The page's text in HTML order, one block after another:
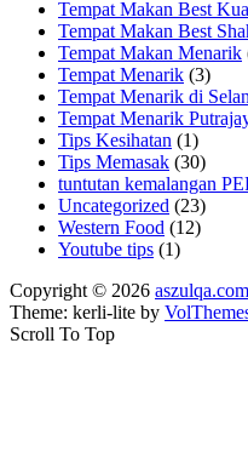
Tempat Makan Best
Tempat Makan Best
Tempat Makan Menarik
Tempat Menarik (3)
Tempat Menarik di
Tempat Menarik
Tips Kesihatan (1)
Tips Memasak (30)
tuntutan kemalangan
Uncategorized (23)
Western Food (12)
Youtube tips (1)
Copyright © 2026 aszulqa.com
Theme: kerli-lite by
Scroll To Top